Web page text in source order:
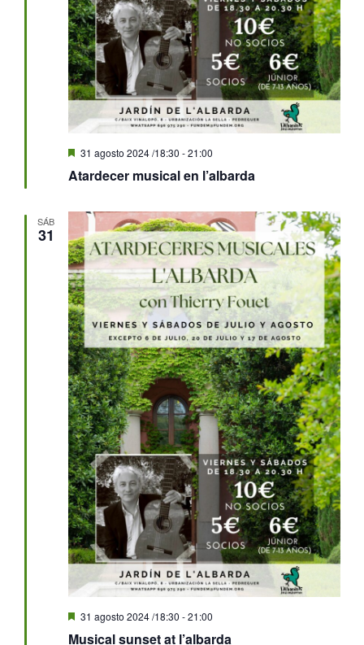
Atardecer musical en l’albarda
Destacado
31 agosto 2024 /18:30 -21:00
SÁB
31
Musical sunset at l’albarda
Destacado
31 agosto 2024 /18:30 -21:00